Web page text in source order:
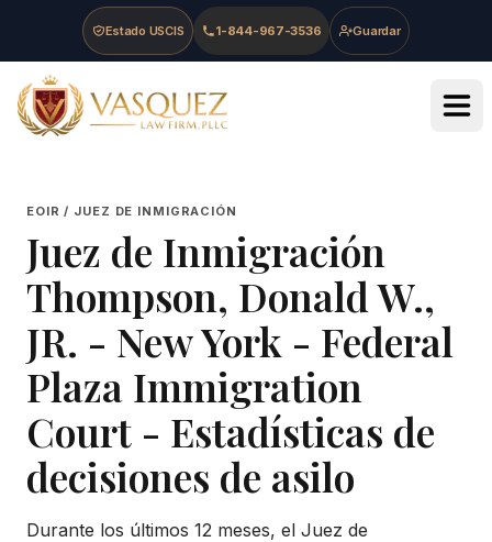
Skip to main content
Skip to navigation
Skip to footer
Estado USCIS 1-844-967-3536 Guardar
Vasquez Law Firm - Home
EOIR / JUEZ DE INMIGRACIÓN
Juez de Inmigración
Thompson, Donald W.,
JR. - New York - Federal
Plaza Immigration
Court - Estadísticas de
decisiones de asilo
Durante los últimos 12 meses, el Juez de